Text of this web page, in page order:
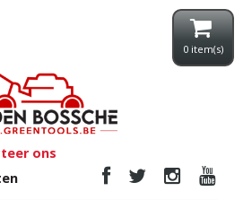
0 item(s)
ons